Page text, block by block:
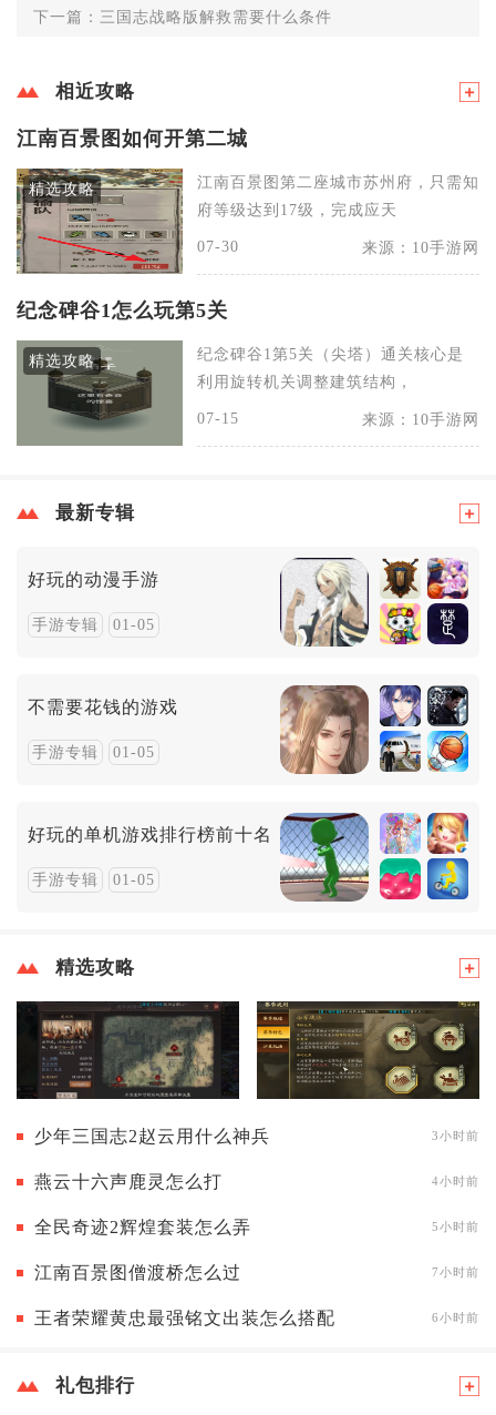
下一篇：三国志战略版解救需要什么条件
相近攻略
江南百景图如何开第二城
精选攻略
江南百景图第二座城市苏州府，只需知
府等级达到17级，完成应天
07-30 来源：10手游网
纪念碑谷1怎么玩第5关
精选攻略
纪念碑谷1第5关（尖塔）通关核心是
利用旋转机关调整建筑结构，
07-15 来源：10手游网
最新专辑
好玩的动漫手游
手游专辑 01-05
不需要花钱的游戏
手游专辑 01-05
好玩的单机游戏排行榜前十名
手游专辑 01-05
精选攻略
少年三国志2赵云用什么神兵 3小时前
燕云十六声鹿灵怎么打 4小时前
全民奇迹2辉煌套装怎么弄 5小时前
江南百景图僧渡桥怎么过 7小时前
王者荣耀黄忠最强铭文出装怎么搭配 6小时前
礼包排行